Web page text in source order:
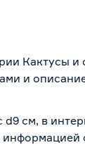
Кактусы
и
см, в
информацией